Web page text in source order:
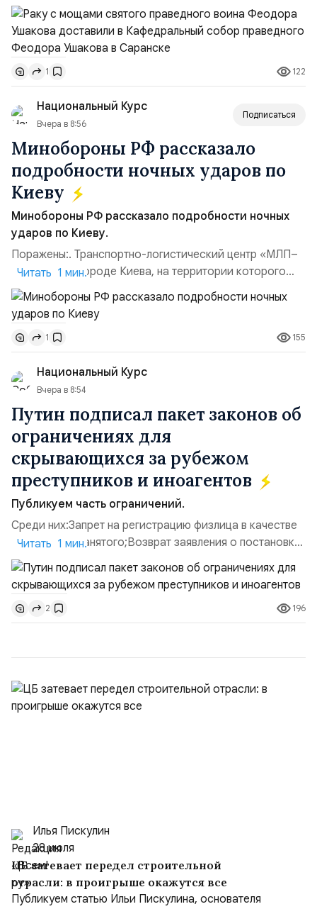
участвовавшие в канонизации святого праведного
воина Феодора Ушакова 25 лет назад:Адмирал
Владимир Прокофьевич Валуев, командующий
Балтийским флотом ВМФ России (2001–2006
гг.);Адмирал Владимир Петрович Комоедов,
командующий Черноморским флотом ВМФ России
(1998–2002 г...
1 122
Национальный Курс
Вчера в 8:56
Подписаться
Минобороны РФ рассказало
подробности ночных ударов по
Киеву
Минобороны РФ рассказало подробности ночных
ударов по Киеву.
Поражены:. Транспортно-логистический центр «МЛП–
Чайка» в пригороде Киева, на территории которого
осуществлялось хранение, сборка а также запуск с
прилегающего полевого аэродром «Чайка»
дальнобойных БПЛА ВСУ; Складские помещения
«Транс-Логистик» в Оболонском районе г. Киев,
использовавшиеся для хранения военного
имущества ВСУ; Сортировочны...
Читать 1 мин.
1 155
Национальный Курс
Вчера в 8:54
Путин подписал пакет законов об
ограничениях для
скрывающихся за рубежом
преступников и иноагентов
Публикуем часть ограничений.
Среди них:Запрет на регистрацию физлица в качестве
ИП или самозанятого;Возврат заявления о постановке
недвижимости на кадастровый учет;Ограничение
водительских прав;Запрет регистрации транспортных
средств и на заключение сделок по
доверенности;Отказ в заключении кредитного
договора, предоставлении государственных и
Читать 1 мин.
2 196
Илья Пискулин
28 июля
ЦБ затевает передел строительной
отрасли: в проигрыше окажутся все
Публикуем статью Ильи Пискулина, основателя